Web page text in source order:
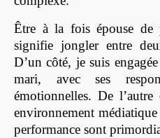
Être à la fois épouse de
signifie jongler entre
D’un côté, je suis
mari, avec ses
émotionnelles. De
environnement
performance sont